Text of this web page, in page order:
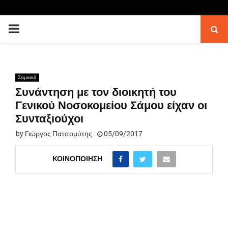
PRIMARY
Σαμιακά
Συνάντηση με τον διοικητή του
Γενικού Νοσοκομείου Σάμου είχαν οι
Συνταξιούχοι
by Γιώργος Πατσομύτης 05/09/2017
ΚΟΙΝΟΠΟΊΗΣΗ